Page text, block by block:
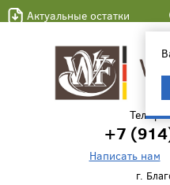
Актуальные остатки
+7
Написать нам
г.